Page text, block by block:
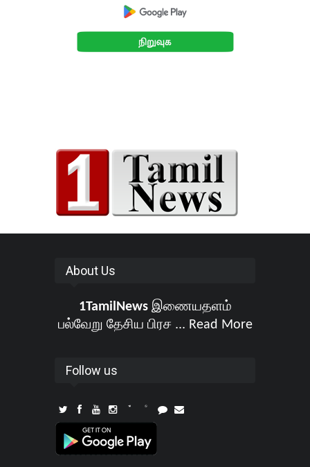
About Us
1TamilNewsஇணையதளம்
பல்வேறு தேசிய பிரச ... Read More
Follow us